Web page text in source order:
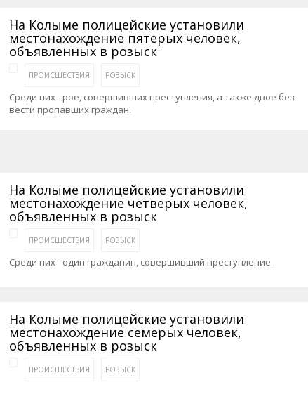
На Колыме полицейские установили
местонахождение пятерых человек,
объявленных в розыск
ПРОИСШЕСТВИЯ РОЗЫСК
Среди них трое, совершивших преступления, а также двое без
вести пропавших граждан.
На Колыме полицейские установили
местонахождение четверых человек,
объявленных в розыск
ПРОИСШЕСТВИЯ РОЗЫСК
Среди них - один гражданин, совершивший преступление.
На Колыме полицейские установили
местонахождение семерых человек,
объявленных в розыск
ПРОИСШЕСТВИЯ РОЗЫСК